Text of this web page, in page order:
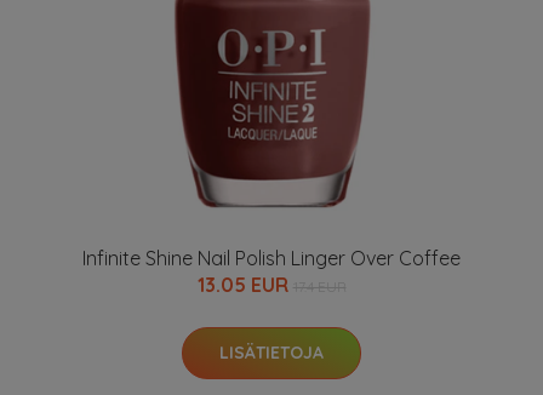
Infinite Shine Nail Polish Linger Over Coffee
13.05 EUR
LISÄTIETOJA